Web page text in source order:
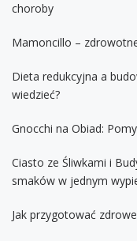
choroby
Mamoncillo –
Dieta redukcyjna a
wiedzieć?
Gnocchi na Obiad:
Ciasto ze Śliwkami i
smaków w jednym
Jak przygotować